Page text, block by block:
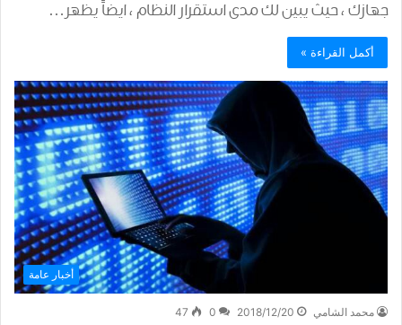
جهازك ، حيث يبين لك مدى استقرار النظام ، ايضاً يظهر…
أكمل القراءة »
أخبار عامة
محمد الشامي 2018/12/20
0
47